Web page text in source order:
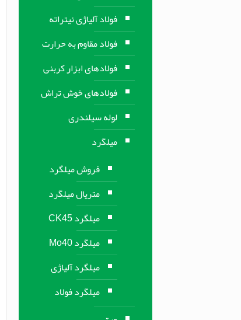
فولاد آلیاژی نیتراته
فولاد مقاوم به حرارت
فولادهای ابزار کربنی
فولادهای خوش تراش
لوله سیلندری
میلگرد
فروش میلگرد
متریال میلگرد
میلگرد CK45
میلگرد Mo40
میلگرد آلیاژی
میلگرد فولاد